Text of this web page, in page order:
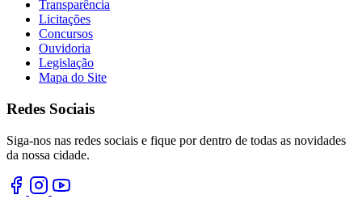
Transparência
Licitações
Concursos
Ouvidoria
Legislação
Mapa do Site
Redes Sociais
Siga-nos nas redes sociais e fique por dentro de todas as novidades
da nossa cidade.